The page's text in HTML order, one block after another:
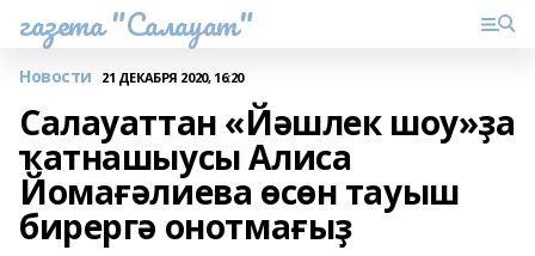
газета "Салауат"
Новости 21 ДЕКАБРЯ 2020, 16:20
Салауаттан «Йәшлек шоу»ҙа
ҡатнашыусы Алиса
Йомағәлиева өсөн тауыш
бирергә онотмағыҙ